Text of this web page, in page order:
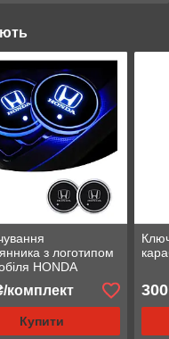
з логотипом
HONDA
комплект
Купити
300